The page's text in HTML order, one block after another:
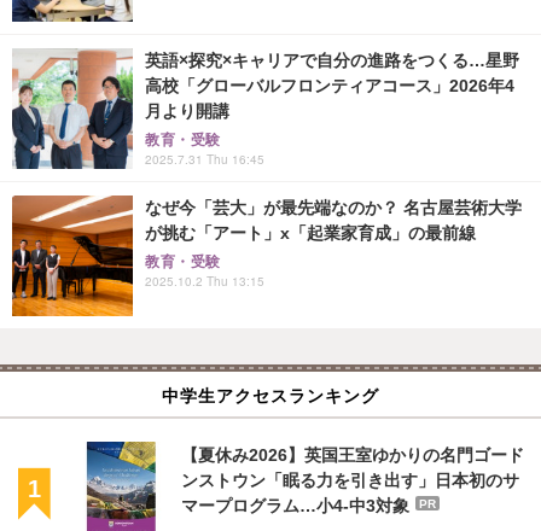
英語×探究×キャリアで自分の進路をつくる…星野
高校「グローバルフロンティアコース」2026年4
月より開講
教育・受験
2025.7.31 Thu 16:45
なぜ今「芸大」が最先端なのか？ 名古屋芸術大学
が挑む「アート」x「起業家育成」の最前線
教育・受験
2025.10.2 Thu 13:15
中学生アクセスランキング
【夏休み2026】英国王室ゆかりの名門ゴード
ンストウン「眠る力を引き出す」日本初のサ
マープログラム…小4-中3対象
PR